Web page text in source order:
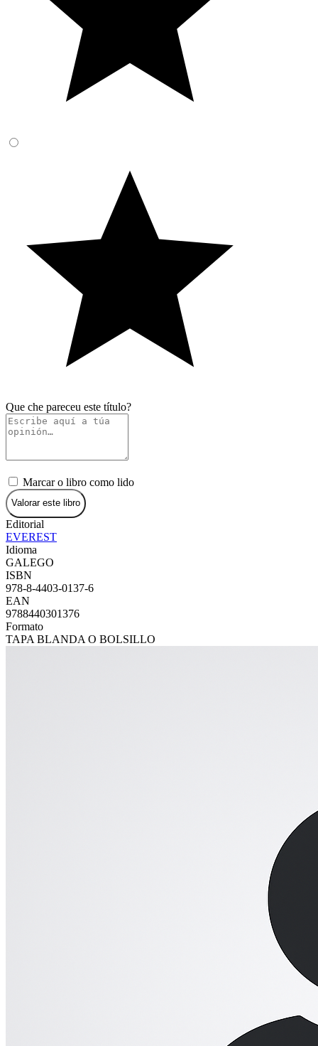
Que che pareceu este título?
Marcar o libro como lido
Valorar este libro
Editorial
EVEREST
Idioma
GALEGO
ISBN
978-8-4403-0137-6
EAN
9788440301376
Formato
TAPA BLANDA O BOLSILLO